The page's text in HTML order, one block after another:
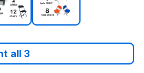
all 3